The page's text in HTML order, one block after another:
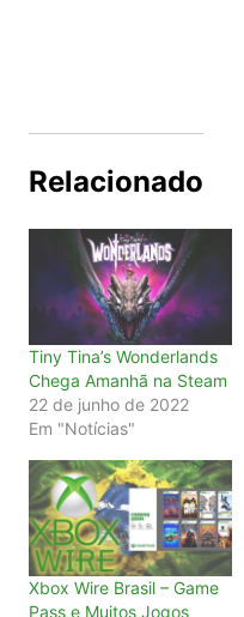
Relacionado
Tiny Tina’s Wonderlands
Chega Amanhã na Steam
22 de junho de 2022
Em "Notícias"
Xbox Wire Brasil – Game
Pass e Muitos Jogos